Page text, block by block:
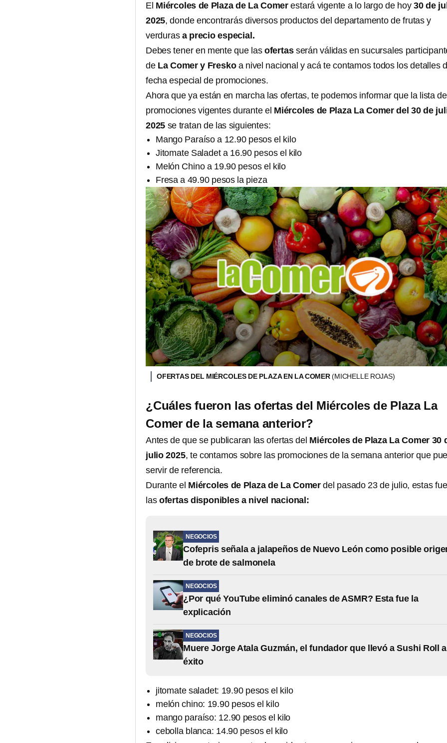
El Miércoles de Plaza de La Comerestará vigente a lo largo de hoy30 de
2025, donde encontrarás diversos productos del departamento de frutas y
verduras a precio especial.
Debes tener en mente que las ofertas serán válidas en sucursales
de La Comer y Freskoa nivel nacional y acá te contamos todos los detalles
fecha especial de promociones.
Ahora que ya están en marcha las ofertas, te podemos informar que la lista de
promociones vigentes durante el Miércoles de Plaza La Comer del 30 de
2025 se tratan de las siguientes:
Mango Paraíso a 12.90 pesos el kilo
Jitomate Saladet a 16.90 pesos el kilo
Melón Chino a 19.90 pesos el kilo
Fresa a 49.90 pesos la pieza
OFERTAS DEL MIÉRCOLES DE PLAZA EN LA COMER(MICHELLE ROJAS)
¿Cuáles fueron las ofertas del Miércoles de Plaza La
Comer de la semana anterior?
Antes de que se publicaran las ofertas del Miércoles de Plaza La Comer 30
julio 2025, te contamos sobre las promociones de la semana anterior que
servir de referencia.
Durante el Miércoles de Plaza de La Comer del pasado 23 de julio, estas
lasofertas disponibles a nivel nacional:
NEGOCIOS
Cofepris señala a jalapeños de Nuevo León como posible
de brote de salmonela
NEGOCIOS
¿Por qué YouTube eliminó canales de ASMR? Esta fue la
explicación
NEGOCIOS
Muere Jorge Atala Guzmán, el fundador que llevó a Sushi Roll
éxito
jitomate saladet: 19.90 pesos el kilo
melón chino: 19.90 pesos el kilo
mango paraíso: 12.90 pesos el kilo
cebolla blanca: 14.90 pesos el kilo